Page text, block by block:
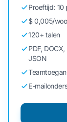
Proeftijd:
$ 0,005/
120+ talen
PDF,
JSON
E-